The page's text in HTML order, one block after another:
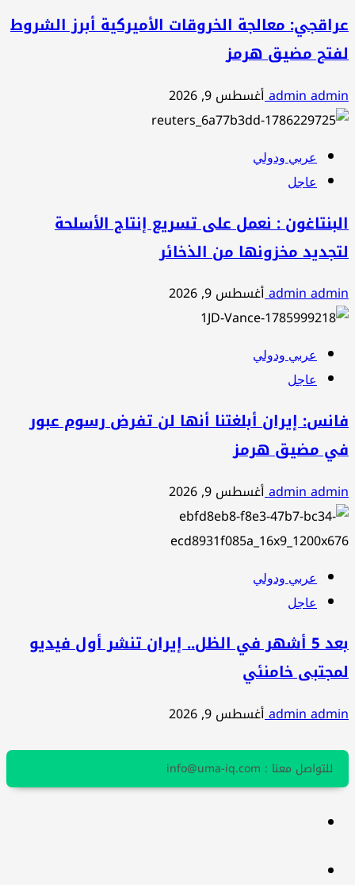
عراقجي: معالجة الخروقات الأميركية أبرز الشروط
لفتح مضيق هرمز
admin adminأغسطس 9, 2026
عربي ودولي
عاجل
البنتاغون : نعمل على تسريع إنتاج الأسلحة
لتجديد مخزونها من الذخائر
admin adminأغسطس 9, 2026
عربي ودولي
عاجل
فانس: إيران أبلغتنا أنها لن تفرض رسوم عبور
في مضيق هرمز
admin adminأغسطس 9, 2026
عربي ودولي
عاجل
بعد 5 أشهر في الظل.. إيران تنشر أول فيديو
لمجتبى خامنئي
admin adminأغسطس 9, 2026
للتواصل معنا : info@uma-iq.com